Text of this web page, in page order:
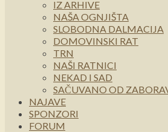
IZ ARHIVE
NAŠA OGNJIŠTA
SLOBODNA DALMACIJA
DOMOVINSKI RAT
TRN
NAŠI RATNICI
NEKAD I SAD
SAČUVANO OD
NAJAVE
SPONZORI
FORUM